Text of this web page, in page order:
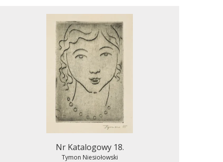
Nr Katalogowy 18.
Tymon Niesiołowski